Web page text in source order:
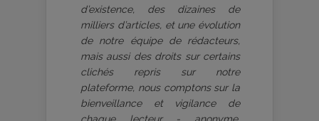
d’existence, des dizaines de
milliers d’articles, et une évolution
de notre équipe de rédacteurs,
mais aussi des droits sur certains
clichés repris sur notre
plateforme, nous comptons sur la
bienveillance et vigilance de